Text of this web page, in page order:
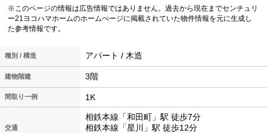
※このページの情報は広告情報ではありません。過去から現在までセンチュリ
ー21ヨコハマホームのホームぺージに掲載されていた物件情報を元に生成し
た参考情報です。
種別 / 構造 アパート / 木造
建物階建 3階
間取り一例 1K
交通
相鉄本線「和田町」駅 徒歩7分
相鉄本線「星川」駅 徒歩12分